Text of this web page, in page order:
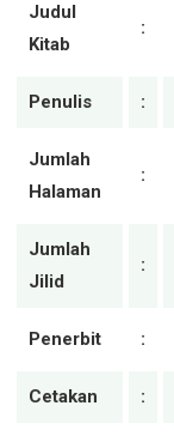
Judul
Kitab
:
Penulis :
Jumlah
Halaman
:
Jumlah
Jilid
:
Penerbit :
Cetakan :